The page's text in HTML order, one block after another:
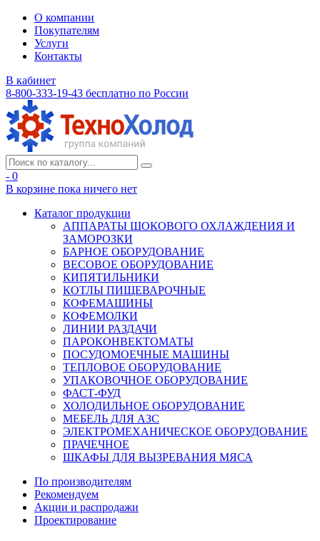
О компании
Покупателям
Услуги
Контакты
В кабинет
8-800-333-19-43 бесплатно по России
- 0
В корзине пока ничего нет
Каталог продукции
АППАРАТЫ ШОКОВОГО ОХЛАЖДЕНИЯ И
ЗАМОРОЗКИ
БАРНОЕ ОБОРУДОВАНИЕ
ВЕСОВОЕ ОБОРУДОВАНИЕ
КИПЯТИЛЬНИКИ
КОТЛЫ ПИЩЕВАРОЧНЫЕ
КОФЕМАШИНЫ
КОФЕМОЛКИ
ЛИНИИ РАЗДАЧИ
ПАРОКОНВЕКТОМАТЫ
ПОСУДОМОЕЧНЫЕ МАШИНЫ
ТЕПЛОВОЕ ОБОРУДОВАНИЕ
УПАКОВОЧНОЕ ОБОРУДОВАНИЕ
ФАСТ-ФУД
ХОЛОДИЛЬНОЕ ОБОРУДОВАНИЕ
МЕБЕЛЬ ДЛЯ АЗС
ЭЛЕКТРОМЕХАНИЧЕСКОЕ ОБОРУДОВАНИЕ
ПРАЧЕЧНОЕ
ШКАФЫ ДЛЯ ВЫЗРЕВАНИЯ МЯСА
По производителям
Рекомендуем
Акции и распродажи
Проектирование